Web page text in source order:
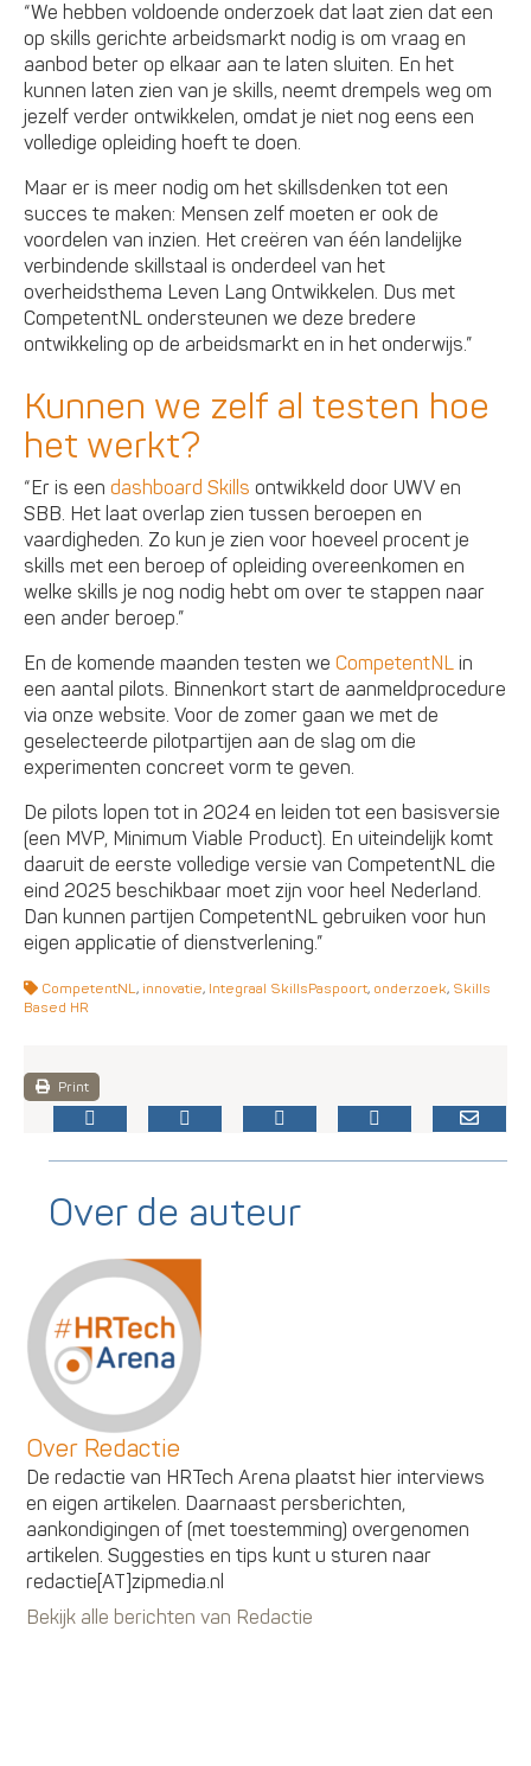
“We hebben voldoende onderzoek dat laat zien dat een
op skills gerichte arbeidsmarkt nodig is om vraag en
aanbod beter op elkaar aan te laten sluiten. En het
kunnen laten zien van je skills, neemt drempels weg om
jezelf verder ontwikkelen, omdat je niet nog eens een
volledige opleiding hoeft te doen.
Maar er is meer nodig om het skillsdenken tot een
succes te maken: Mensen zelf moeten er ook de
voordelen van inzien. Het creëren van één landelijke
verbindende skillstaal is onderdeel van het
overheidsthema Leven Lang Ontwikkelen. Dus met
CompetentNL ondersteunen we deze bredere
ontwikkeling op de arbeidsmarkt en in het onderwijs.”
Kunnen we zelf al testen hoe
het werkt?
“Er is eendashboard Skillsontwikkeld door UWV en
SBB. Het laat overlap zien tussen beroepen en
vaardigheden. Zo kun je zien voor hoeveel procent je
skills met een beroep of opleiding overeenkomen en
welke skills je nog nodig hebt om over te stappen naar
een ander beroep.”
En de komende maanden testen weCompetentNLin
een aantal pilots. Binnenkort start de aanmeldprocedure
via onze website. Voor de zomer gaan we met de
geselecteerde pilotpartijen aan de slag om die
experimenten concreet vorm te geven.
De pilots lopen tot in 2024 en leiden tot een basisversie
(een MVP, Minimum Viable Product). En uiteindelijk komt
daaruit de eerste volledige versie van CompetentNL die
eind 2025 beschikbaar moet zijn voor heel Nederland.
Dan kunnen partijen CompetentNL gebruiken voor hun
eigen applicatie of dienstverlening.”
CompetentNL, innovatie, Integraal SkillsPaspoort, onderzoek, Skills
Based HR
Print
Over de auteur
Over Redactie
De redactie van HRTech Arena plaatst hier interviews
en eigen artikelen. Daarnaast persberichten,
aankondigingen of (met toestemming) overgenomen
artikelen. Suggesties en tips kunt u sturen naar
redactie[AT]zipmedia.nl
Bekijk alle berichten van Redactie